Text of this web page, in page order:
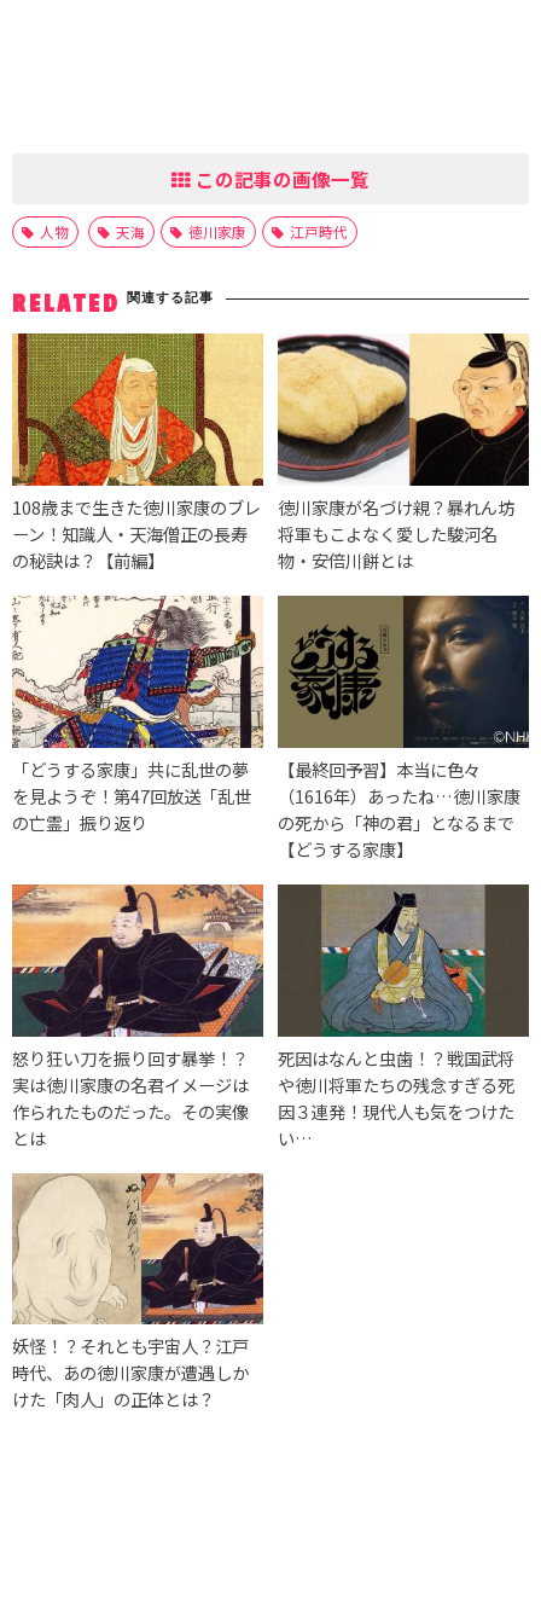
この記事の画像一覧
人物 天海 徳川家康 江戸時代
RELATED 関連する記事
108歳まで生きた徳川家康のブレ
ーン！知識人・天海僧正の長寿
の秘訣は？【前編】
徳川家康が名づけ親？暴れん坊
将軍もこよなく愛した駿河名
物・安倍川餅とは
「どうする家康」共に乱世の夢
を見ようぞ！第47回放送「乱世
の亡霊」振り返り
【最終回予習】本当に色々
（1616年）あったね…徳川家康
の死から「神の君」となるまで
【どうする家康】
怒り狂い刀を振り回す暴挙！？
実は徳川家康の名君イメージは
作られたものだった。その実像
とは
死因はなんと虫歯！？戦国武将
や徳川将軍たちの残念すぎる死
因３連発！現代人も気をつけた
い…
妖怪！？それとも宇宙人？江戸
時代、あの徳川家康が遭遇しか
けた「肉人」の正体とは？